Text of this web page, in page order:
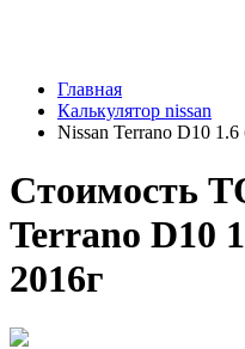
Главная
Калькулятор nissan
Nissan Terrano D10 1.6
Стоимость
Terrano D10
2016г